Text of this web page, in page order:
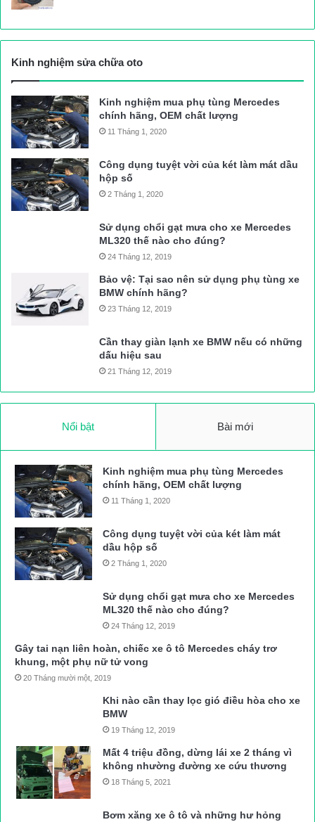
Kinh nghiệm sửa chữa oto
Kinh nghiệm mua phụ tùng Mercedes
chính hãng, OEM chất lượng
11 Tháng 1, 2020
Công dụng tuyệt vời của két làm mát dầu
hộp số
2 Tháng 1, 2020
Sử dụng chổi gạt mưa cho xe Mercedes
ML320 thế nào cho đúng?
24 Tháng 12, 2019
Bảo vệ: Tại sao nên sử dụng phụ tùng xe
BMW chính hãng?
23 Tháng 12, 2019
Cần thay giàn lạnh xe BMW nếu có những
dấu hiệu sau
21 Tháng 12, 2019
Nổi bật Bài mới
Kinh nghiệm mua phụ tùng Mercedes
chính hãng, OEM chất lượng
11 Tháng 1, 2020
Công dụng tuyệt vời của két làm mát
dầu hộp số
2 Tháng 1, 2020
Sử dụng chổi gạt mưa cho xe Mercedes
ML320 thế nào cho đúng?
24 Tháng 12, 2019
Gây tai nạn liên hoàn, chiếc xe ô tô Mercedes cháy trơ
khung, một phụ nữ tử vong
20 Tháng mười một, 2019
Khi nào cần thay lọc gió điều hòa cho xe
BMW
19 Tháng 12, 2019
Mất 4 triệu đồng, dừng lái xe 2 tháng vì
không nhường đường xe cứu thương
18 Tháng 5, 2021
Bơm xăng xe ô tô và những hư hỏng